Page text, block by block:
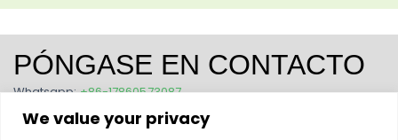
We value your privacy
PÓNGASE EN CONTACTO
Whatsapp:+86-17860573087
Correo electrónico:
info@mikem.com
Sede central: 5955 Alpha Rd #1209 Dallas, TX 75240